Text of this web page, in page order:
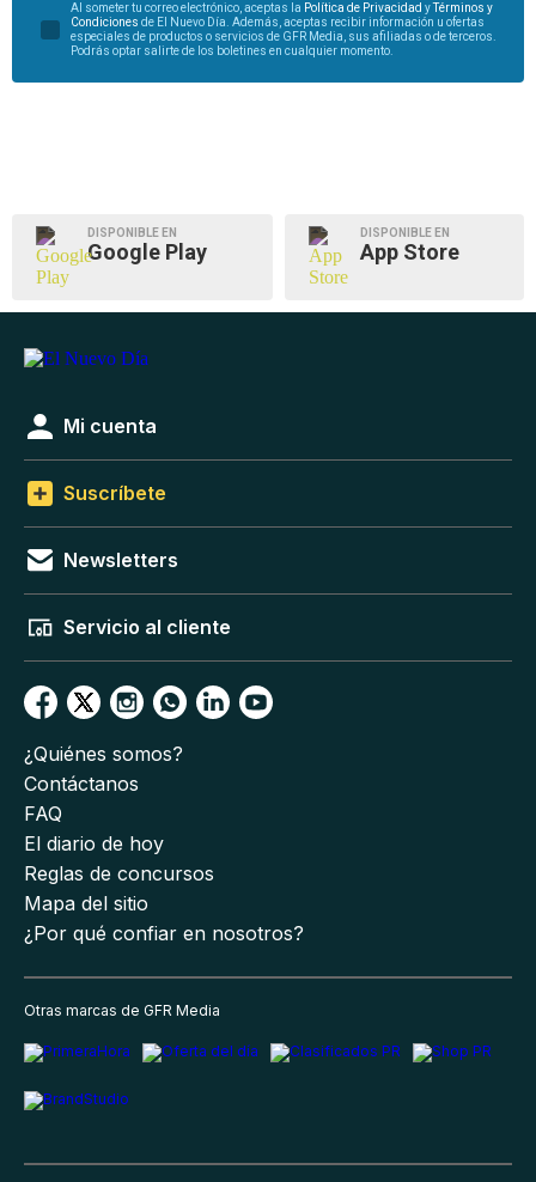
Al someter tu correo electrónico, aceptas la Política de Privacidad yTérminos y
Condiciones de El Nuevo Día. Además, aceptas recibir información u ofertas
especiales de productos o servicios de GFR Media, sus afiliadas o de terceros.
Podrás optar salirte de los boletines en cualquier momento.
DISPONIBLE EN
Google Play
DISPONIBLE EN
App Store
Mi cuenta
Suscríbete
Newsletters
Servicio al cliente
¿Quiénes somos?
Contáctanos
FAQ
El diario de hoy
Reglas de concursos
Mapa del sitio
¿Por qué confiar en nosotros?
Otras marcas de GFR Media